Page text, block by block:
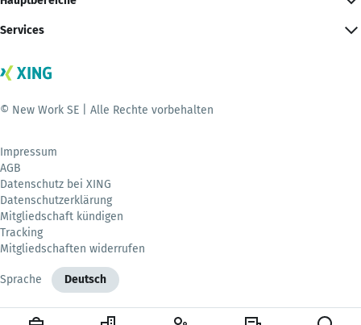
Services
© New Work SE | Alle Rechte vorbehalten
Impressum
AGB
Datenschutz bei XING
Datenschutzerklärung
Mitgliedschaft kündigen
Tracking
Mitgliedschaften widerrufen
Sprache Deutsch